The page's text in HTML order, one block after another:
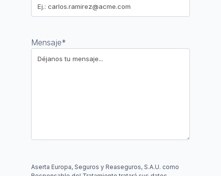
Mensaje*
Aserta Europa, Seguros y Reaseguros, S.A.U. como